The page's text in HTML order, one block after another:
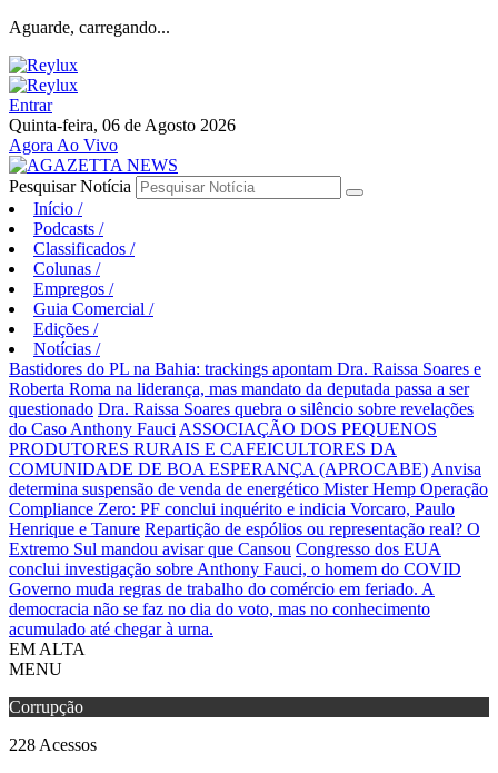
Aguarde, carregando...
Entrar
Quinta-feira, 06 de Agosto 2026
Agora Ao Vivo
Pesquisar Notícia
Início /
Podcasts /
Classificados /
Colunas /
Empregos /
Guia Comercial /
Edições /
Notícias /
Bastidores do PL na Bahia: trackings apontam Dra. Raissa Soares e
Roberta Roma na liderança, mas mandato da deputada passa a ser
questionado Dra. Raissa Soares quebra o silêncio sobre revelações
do Caso Anthony Fauci ASSOCIAÇÃO DOS PEQUENOS
PRODUTORES RURAIS E CAFEICULTORES DA
COMUNIDADE DE BOA ESPERANÇA (APROCABE) Anvisa
determina suspensão de venda de energético Mister Hemp Operação
Compliance Zero: PF conclui inquérito e indicia Vorcaro, Paulo
Henrique e Tanure Repartição de espólios ou representação real? O
Extremo Sul mandou avisar que Cansou Congresso dos EUA
conclui investigação sobre Anthony Fauci, o homem do COVID
Governo muda regras de trabalho do comércio em feriado. A
democracia não se faz no dia do voto, mas no conhecimento
acumulado até chegar à urna.
EM ALTA
MENU
Corrupção
228 Acessos